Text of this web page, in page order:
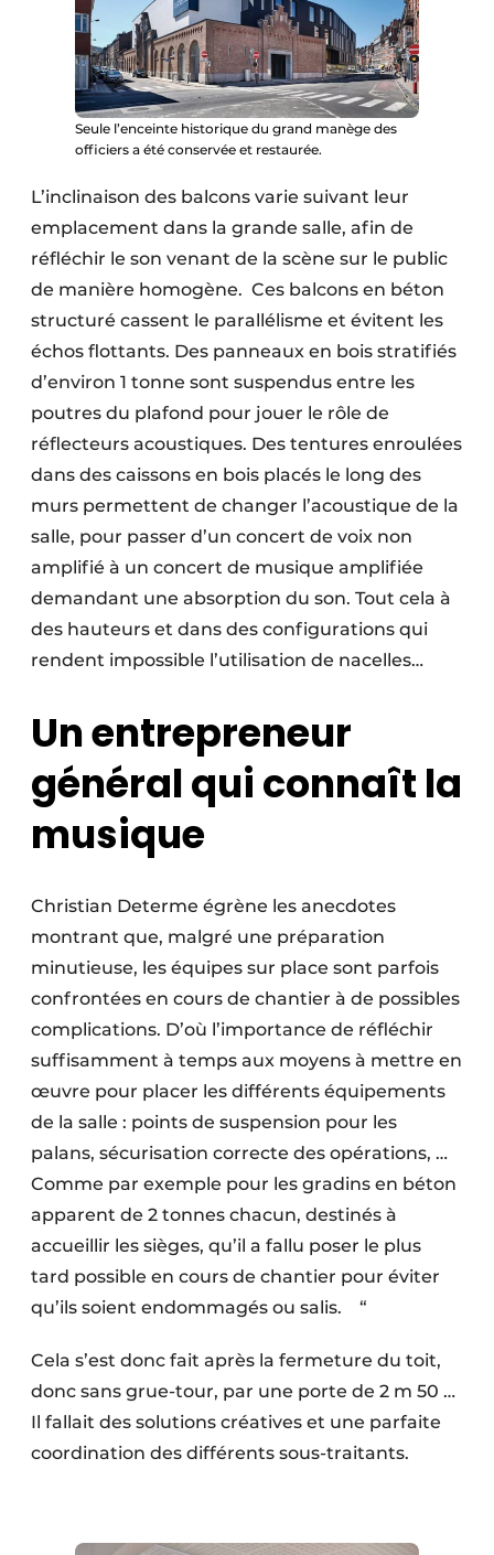
Seule l’enceinte historique du grand manège des
officiers a été conservée et restaurée.
L’inclinaison des balcons varie suivant leur
emplacement dans la grande salle, afin de
réfléchir le son venant de la scène sur le public
de manière homogène. Ces balcons en béton
structuré cassent le parallélisme et évitent les
échos flottants. Des panneaux en bois stratifiés
d’environ 1 tonne sont suspendus entre les
poutres du plafond pour jouer le rôle de
réflecteurs acoustiques. Des tentures enroulées
dans des caissons en bois placés le long des
murs permettent de changer l’acoustique de la
salle, pour passer d’un concert de voix non
amplifié à un concert de musique amplifiée
demandant une absorption du son. Tout cela à
des hauteurs et dans des configurations qui
rendent impossible l’utilisation de nacelles…
Un entrepreneur
général qui connaît la
musique
Christian Determe égrène les anecdotes
montrant que, malgré une préparation
minutieuse, les équipes sur place sont parfois
confrontées en cours de chantier à de possibles
complications. D’où l’importance de réfléchir
suffisamment à temps aux moyens à mettre en
œuvre pour placer les différents équipements
de la salle : points de suspension pour les
palans, sécurisation correcte des opérations, …
Comme par exemple pour les gradins en béton
apparent de 2 tonnes chacun, destinés à
accueillir les sièges, qu’il a fallu poser le plus
tard possible en cours de chantier pour éviter
qu’ils soient endommagés ou salis. “
Cela s’est donc fait après la fermeture du toit,
donc sans grue-tour, par une porte de 2 m 50 …
Il fallait des solutions créatives et une parfaite
coordination des différents sous-traitants.